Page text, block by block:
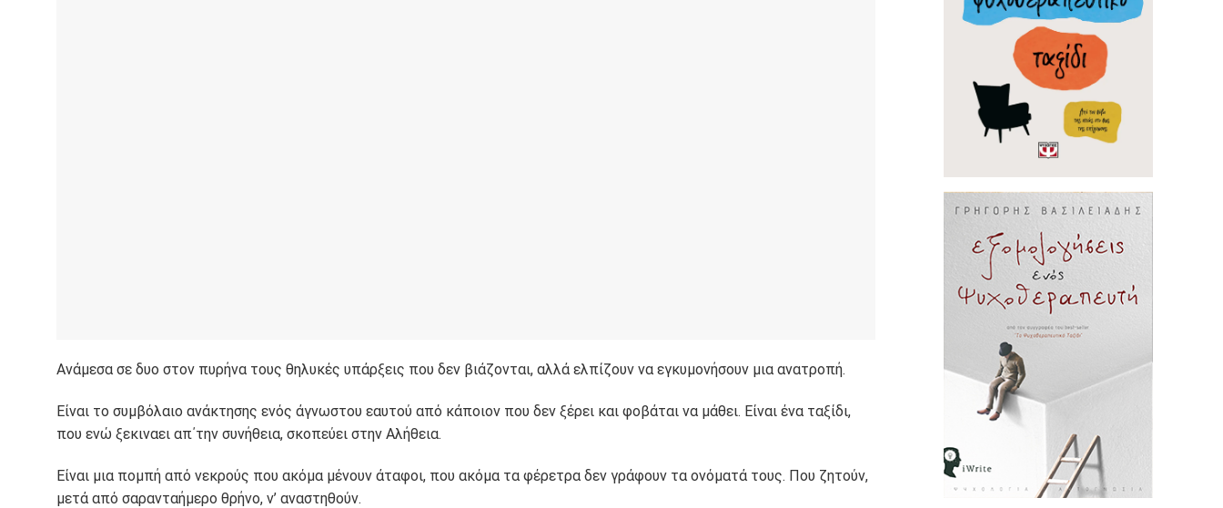
Ανάμεσα σε δυο στον πυρήνα τους θηλυκές υπάρξεις που δεν βιάζονται, αλλά ελπίζουν να εγκυμονήσουν μια ανατροπή.
Είναι το συμβόλαιο ανάκτησης ενός άγνωστου εαυτού από κάποιον που δεν ξέρει και φοβάται να μάθει. Είναι ένα ταξίδι,
που ενώ ξεκιναει απ΄την συνήθεια, σκοπεύει στην Αλήθεια.
Είναι μια πομπή από νεκρούς που ακόμα μένουν άταφοι, που ακόμα τα φέρετρα δεν γράφουν τα ονόματά τους. Που ζητούν,
μετά από σαρανταήμερο θρήνο, ν’ αναστηθούν.